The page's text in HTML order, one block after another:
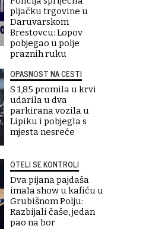
pljačku trgovine u
Daruvarskom
Brestovcu: Lopov
pobjegao u polje
praznih ruku
OPASNOST NA CESTI
S 1,85 promila u krvi
udarila u dva
parkirana vozila u
Lipiku i pobjegla s
mjesta nesreće
OTELI SE KONTROLI
Dva pijana pajdaša
imala show u kafiću u
Grubišnom Polju:
Razbijali čaše, jedan
pao na bor